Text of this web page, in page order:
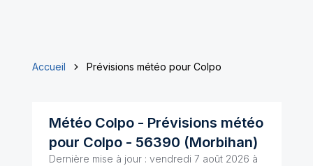
Accueil Prévisions météo pour Colpo
Météo Colpo- Prévisions météo
pour Colpo- 56390 (Morbihan)
Dernière mise à jour : vendredi 7 août 2026 à